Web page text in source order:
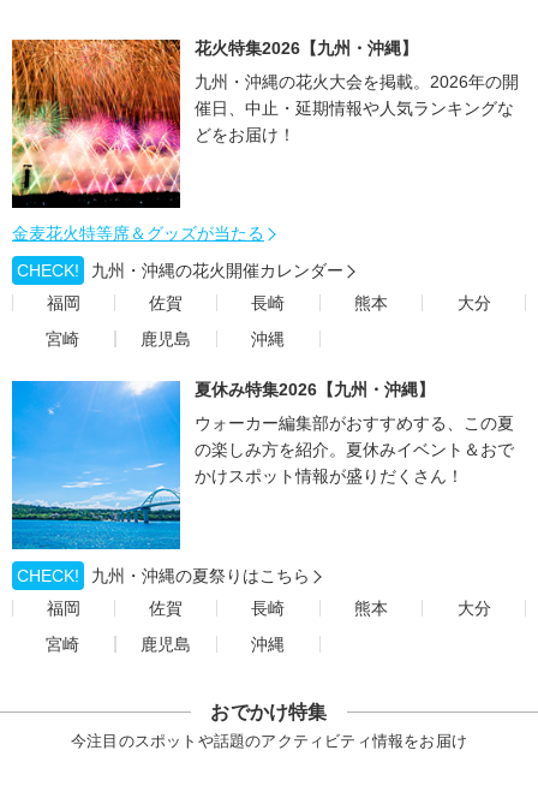
花火特集2026【九州・沖縄】
九州・沖縄の花火大会を掲載。2026年の開
催日、中止・延期情報や人気ランキングな
どをお届け！
金麦花火特等席＆グッズが当たる
CHECK!
九州・沖縄の花火開催カレンダー
福岡
佐賀 長崎 熊本
大分
宮崎
鹿児島 沖縄
夏休み特集2026【九州・沖縄】
ウォーカー編集部がおすすめする、この夏
の楽しみ方を紹介。夏休みイベント＆おで
かけスポット情報が盛りだくさん！
CHECK!
九州・沖縄の夏祭りはこちら
福岡
佐賀 長崎 熊本
大分
宮崎
鹿児島 沖縄
おでかけ特集
今注目のスポットや話題のアクティビティ情報をお届け